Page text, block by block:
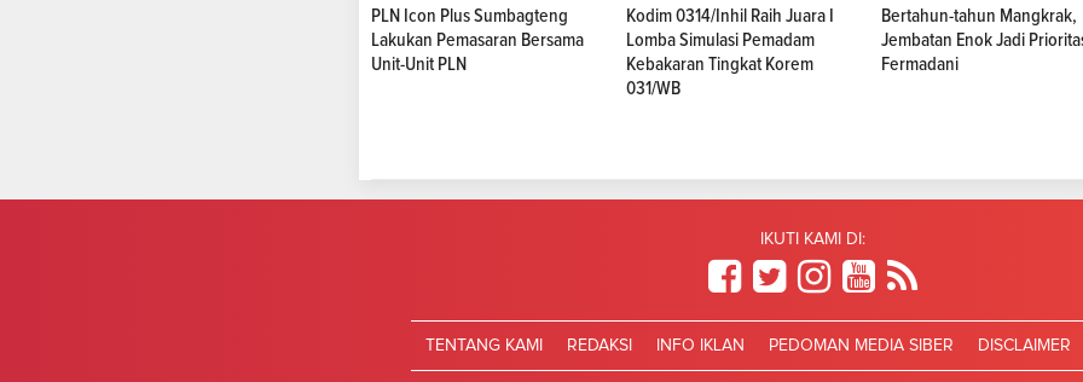
PLN Icon Plus Sumbagteng
Lakukan Pemasaran Bersama
Unit-Unit PLN
Kodim 0314/Inhil Raih Juara I
Lomba Simulasi Pemadam
Kebakaran Tingkat Korem
031/WB
Bertahun-tahun Mangkrak,
Jembatan Enok Jadi
Fermadani
IKUTI KAMI DI:
TENTANG KAMI REDAKSI INFO IKLAN PEDOMAN MEDIA SIBER DISCLAIMER